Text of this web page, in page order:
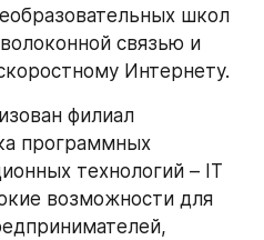
школ
связью и
Интернету.
филиал
программных
технологий – IT
возможности для